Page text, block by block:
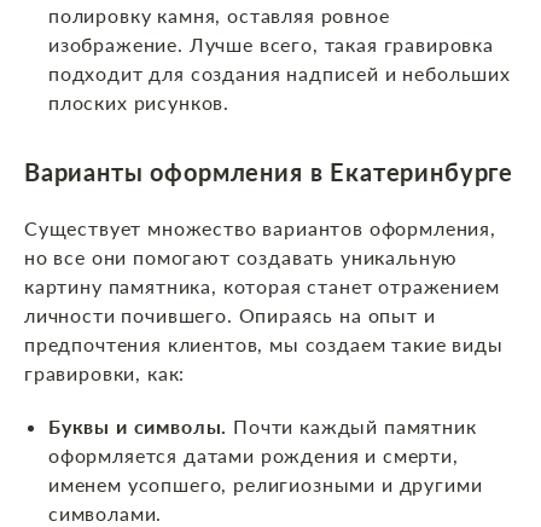
полировку камня, оставляя ровное
изображение. Лучше всего, такая гравировка
подходит для создания надписей и небольших
плоских рисунков.
Варианты оформления в Екатеринбурге
Существует множество вариантов оформления,
но все они помогают создавать уникальную
картину памятника, которая станет отражением
личности почившего. Опираясь на опыт и
предпочтения клиентов, мы создаем такие виды
гравировки, как:
Буквы и символы. Почти каждый памятник
оформляется датами рождения и смерти,
именем усопшего, религиозными и другими
символами.